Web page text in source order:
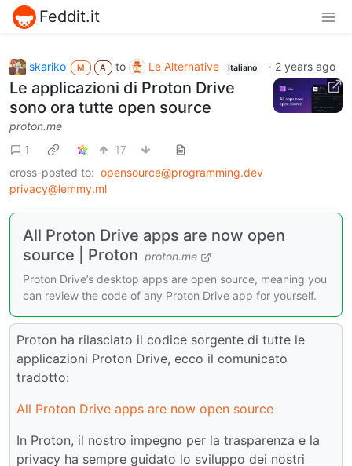
Feddit.it
skariko M A to Le Alternative Italiano · 2 years ago
Le applicazioni di Proton Drive
sono ora tutte open source
proton.me
1
17
cross-posted to: opensource@programming.dev
privacy@lemmy.ml
All Proton Drive apps are now open
source | Proton proton.me
Proton Drive’s desktop apps are open source, meaning you
can review the code of any Proton Drive app for yourself.
Proton ha rilasciato il codice sorgente di tutte le
applicazioni Proton Drive, ecco il comunicato
tradotto:
All Proton Drive apps are now open source
In Proton, il nostro impegno per la trasparenza e la
privacy ha sempre guidato lo sviluppo dei nostri